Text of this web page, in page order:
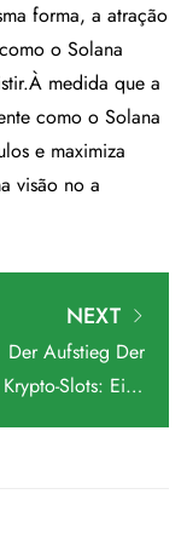
forma, a atração
o Solana
medida que a
como o Solana
e maximiza
visão no a
NEXT
Der Aufstieg Der
Krypto-Slots: Eine